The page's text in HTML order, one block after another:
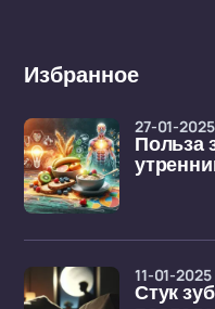
Избранное
Польза
27-01-2025
Стук
11-01-2025